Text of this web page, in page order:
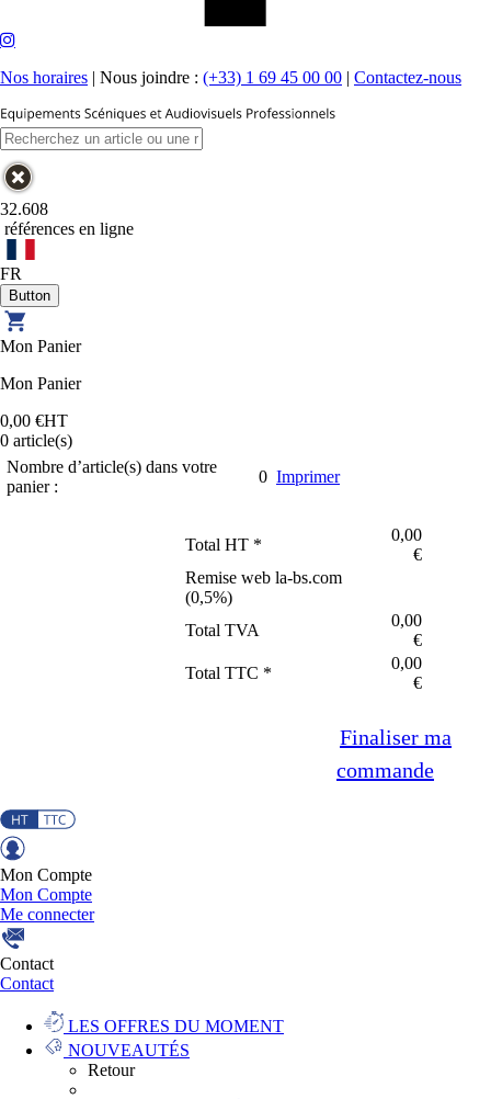
Nos horaires | Nous joindre : (+33) 1 69 45 00 00 | Contactez-nous
32.608
références en ligne
FR
Mon Panier
Mon Panier
0,00 €HT
0 article(s)
Nombre d’article(s) dans votre
panier :
0 Imprimer
Total HT *
0,00
€
Remise web la-bs.com
(0,5%)
Total TVA
0,00
€
Total TTC *
0,00
€
Finaliser ma
commande
Mon Compte
Mon Compte
Me connecter
Contact
Contact
LES OFFRES DU MOMENT
NOUVEAUTÉS
Retour